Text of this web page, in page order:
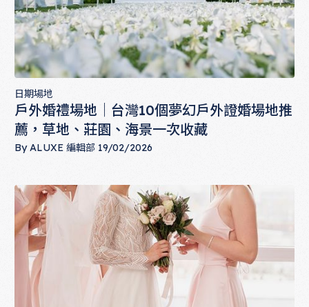
日期場地
戶外婚禮場地｜台灣10個夢幻戶外證婚場地推
薦，草地、莊園、海景一次收藏
ByALUXE 編輯部 19/02/2026